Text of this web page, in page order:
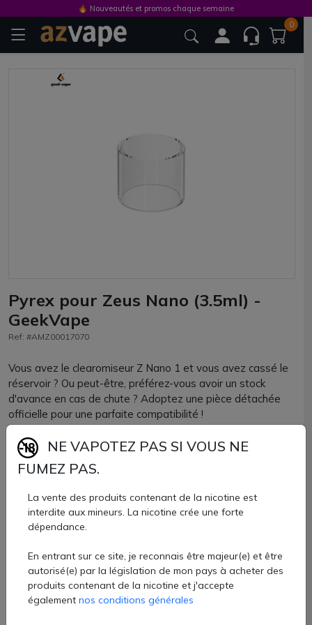
0
Pyrex pour Zeus Nano (3.5ml) -
GeekVape
Ref: #AMZ00017070
Vous avez le clearomiseur Z Nano 1 et vous avez cassé le
réservoir ? Ou peut-être, préférez-vous avoir un stock
d'avance en cas de chute ? Adoptez une pièce détachée
officielle pour une parfaite compatibilité !
Le pyrex Z Nano Geekvape est proposé avec 1
contenance :
Pyrex droit : 2ml
Attention, ce pyrex est compatible uniquement avec le
clearomiseur Z Nano, premier du nom.
Pyrex Z Nano Geekvape disponible à l'unité chez AZVape.
🔥 Nouveautés et promos chaque semaine
NE VAPOTEZ PAS SI VOUS NE
FUMEZ PAS.
La vente des produits contenant de la nicotine est
interdite aux mineurs. La nicotine crée une forte
dépendance.
En entrant sur ce site, je reconnais être majeur(e) et être
autorisé(e) par la législation de mon pays à acheter des
produits contenant de la nicotine et j'accepte
également nos conditions générales